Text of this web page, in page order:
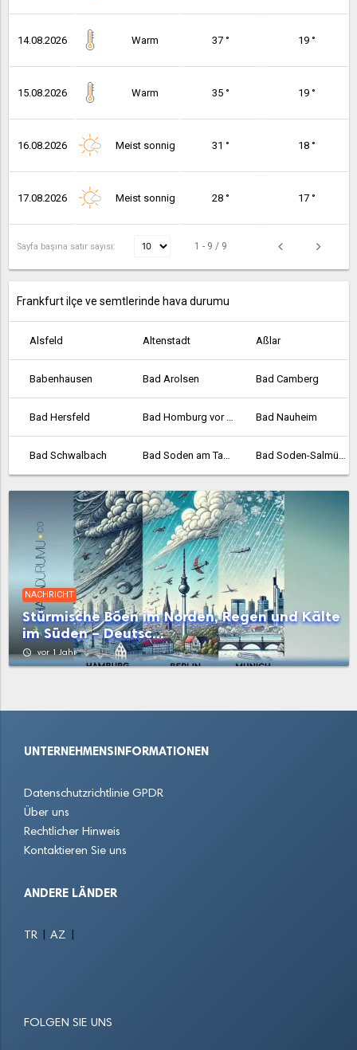
14.08.2026 Warm 37 ° 19 °
15.08.2026 Warm 35 ° 19 °
16.08.2026 Meist sonnig 31 ° 18 °
17.08.2026 Meist sonnig 28 ° 17 °
Sayfa başına satır sayısı: 1 - 9 / 9
Frankfurt ilçe ve semtlerinde hava durumu
Alsfeld Altenstadt Aßlar
Babenhausen Bad Arolsen Bad Camberg
Bad Hersfeld Bad Homburg vor der Höhe Bad Nauheim
Bad Schwalbach Bad Soden am Taunus Bad Soden-Salmünster
Bad Vilbel Bad Wildungen Baunatal
Bebra Bensheim Biedenkopf
Bischofsheim Bockenheim Borken
Bornheim Braunfels Bruchköbel
Büdingen Bürstadt Buseck
Eichenzell Eltville am Rhein
Erbach im Odenwald
Gallus
NACHRICHT
Stürmische Böen im Norden, Regen und Kälte
im Süden – Deutsc...
access_time vor 1 Jahr
UNTERNEHMENSINFORMATIONEN
Datenschutzrichtlinie GPDR
Über uns
Rechtlicher Hinweis
Kontaktieren Sie uns
ANDERE LÄNDER
TR AZ
FOLGEN SIE UNS